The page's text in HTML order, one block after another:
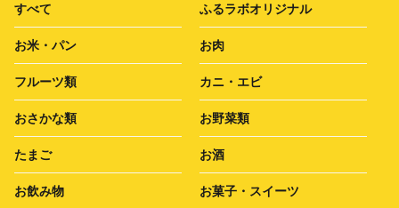
すべて ふるラボオリジナル
お米・パン お肉
フルーツ類 カニ・エビ
おさかな類 お野菜類
たまご お酒
お飲み物 お菓子・スイーツ